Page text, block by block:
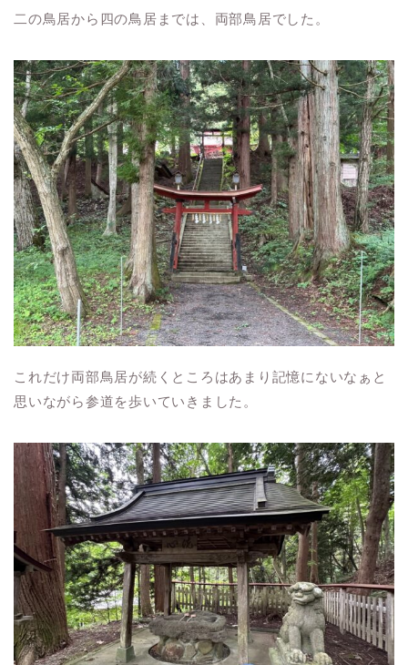
二の鳥居から四の鳥居までは、両部鳥居でした。
これだけ両部鳥居が続くところはあまり記憶にないなぁと
思いながら参道を歩いていきました。